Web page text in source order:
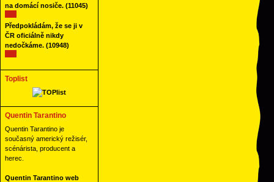
na domácí nosiče. (11045)
Předpokládám, že se ji v
ČR oficiálně nikdy
nedočkáme. (10948)
Toplist
Quentin Tarantino
Quentin Tarantino je
současný americký režisér,
scénárista, producent a
herec.
Quentin Tarantino web